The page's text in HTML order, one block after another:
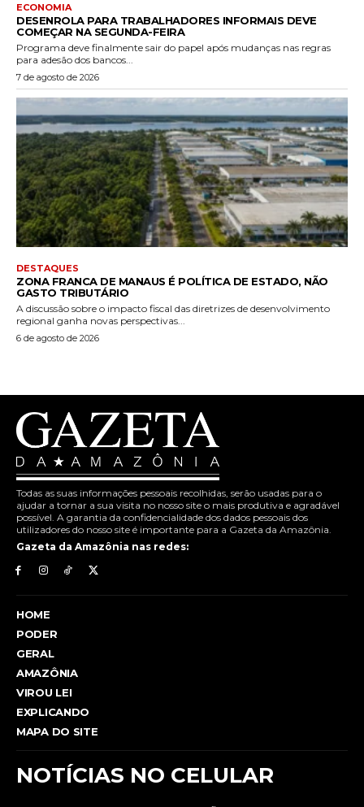
ECONOMIA
DESENROLA PARA TRABALHADORES INFORMAIS DEVE
COMEÇAR NA SEGUNDA-FEIRA
Programa deve finalmente sair do papel após mudanças nas regras
para adesão dos bancos...
7 de agosto de 2026
DESTAQUES
ZONA FRANCA DE MANAUS É POLÍTICA DE ESTADO, NÃO
GASTO TRIBUTÁRIO
A discussão sobre o impacto fiscal das diretrizes de desenvolvimento
regional ganha novas perspectivas...
6 de agosto de 2026
Todas as suas informações pessoais recolhidas, serão usadas para o
ajudar a tornar a sua visita no nosso site o mais produtiva e agradável
possível. A garantia da confidencialidade dos dados pessoais dos
utilizadores do nosso site é importante para a Gazeta da Amazônia.
Gazeta da Amazônia nas redes:
HOME
PODER
GERAL
AMAZÔNIA
VIROU LEI
EXPLICANDO
MAPA DO SITE
NOTÍCIAS NO CELULAR